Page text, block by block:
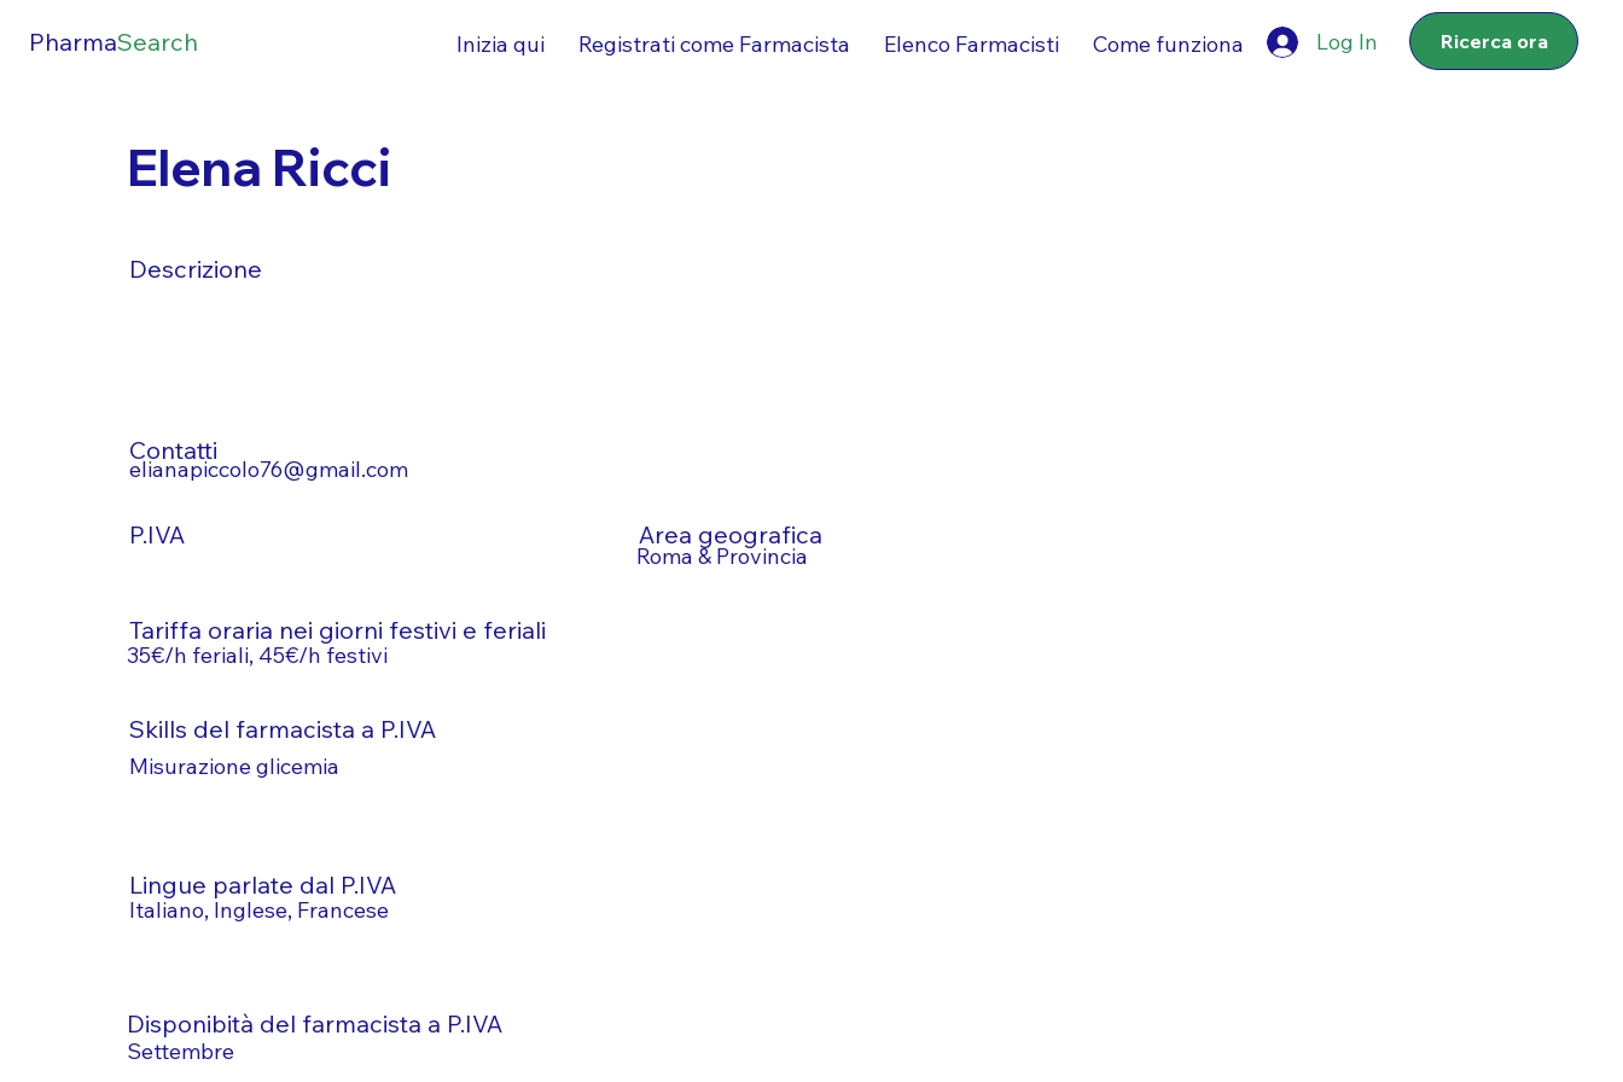
PharmaSearch Inizia qui Registrati come Farmacista Elenco Farmacisti Come funziona Log In Ricerca ora
Elena Ricci
Descrizione
Contatti
elianapiccolo76@gmail.com
P.IVA Area geografica
Roma & Provincia
35€/h feriali, 45€/h festivi
Tariffa oraria nei giorni festivi e feriali
Skills del farmacista a P.IVA
Misurazione glicemia
Italiano, Inglese, Francese
Lingue parlate dal P.IVA
Disponibità del farmacista a P.IVA
Settembre